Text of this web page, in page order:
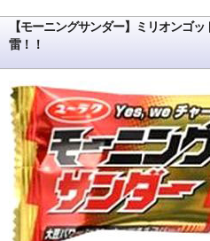
【モーニングサンダー】ミリオンゴ
雷！！